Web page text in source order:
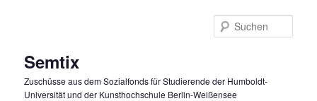
Semtix
Zuschüsse aus dem Sozialfonds für Studierende der Humboldt-
Universität und der Kunsthochschule Berlin-Weißensee